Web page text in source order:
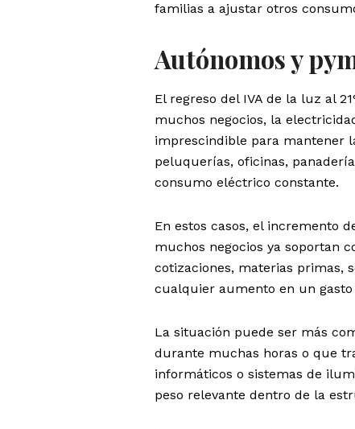
familias a ajustar otros
Autónomos y
El regreso del IVA de la luz al
muchos negocios, la
imprescindible para mantener
peluquerías, oficinas,
consumo eléctrico constante.
En estos casos, el incremento
muchos negocios ya soportan
cotizaciones, materias primas,
cualquier aumento en un
La situación puede ser más
durante muchas horas o que
informáticos o sistemas de
peso relevante dentro de la